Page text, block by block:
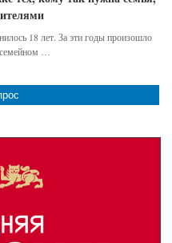
18 лет. За эти годы произошло
…